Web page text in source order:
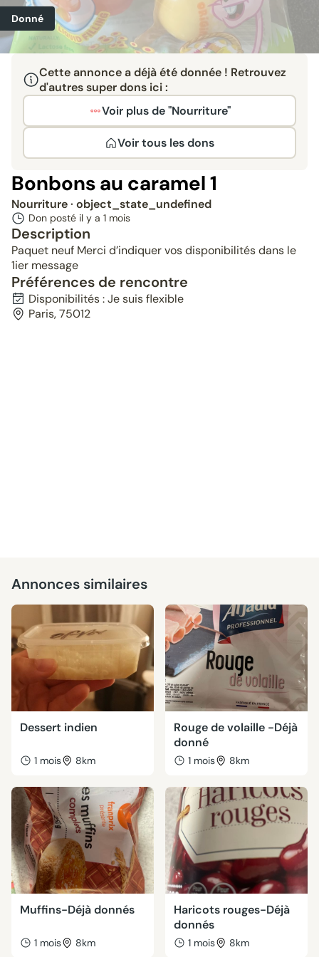
Donné
Cette annonce a déjà été donnée ! Retrouvez
d'autres super dons ici :
Voir plus de "Nourriture"
Voir tous les dons
Bonbons au caramel 1
Nourriture· object_state_undefined
Don posté il y a 1 mois
Description
Paquet neuf Merci d’indiquer vos disponibilités dans le
1ier message
Préférences de rencontre
Disponibilités : Je suis flexible
Paris, 75012
Annonces similaires
Dessert indien
1 mois 8km
Rouge de volaille -Déjà
donné
1 mois 8km
Muffins-Déjà donnés
1 mois 8km
Haricots rouges-Déjà
donnés
1 mois 8km